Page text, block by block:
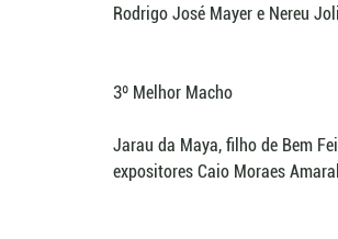
Rodrigo José Mayer e Nereu
3º Melhor Macho
Jarau da Maya, filho de Bem
expositores Caio Moraes